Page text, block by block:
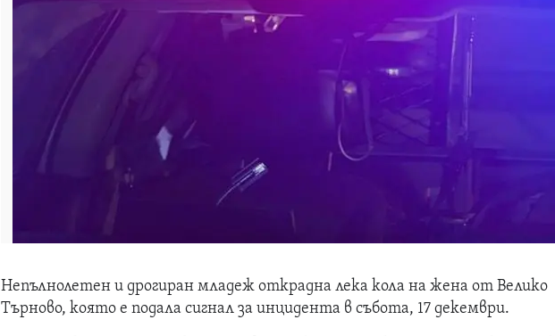
Непълнолетен и дрогиран младеж открадна лека кола на жена от Велико
Търново, която е подала сигнал за инцидента в събота, 17 декември.